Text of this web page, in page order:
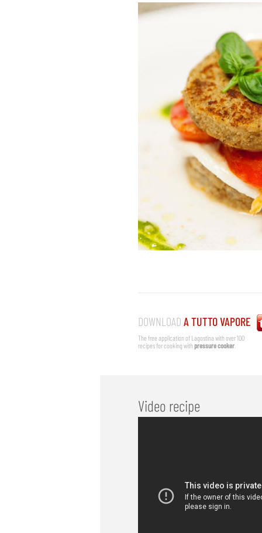
DOWNLOAD A TUTTO VAPORE
The free application of Lagostina with over 100
recipes for cooking withpressure cooker.
Video recipe